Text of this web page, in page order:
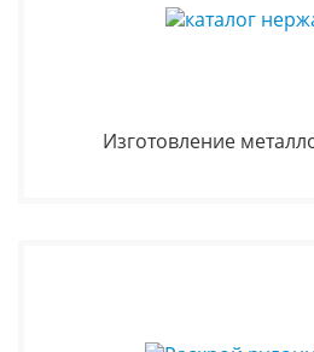
Изготовление